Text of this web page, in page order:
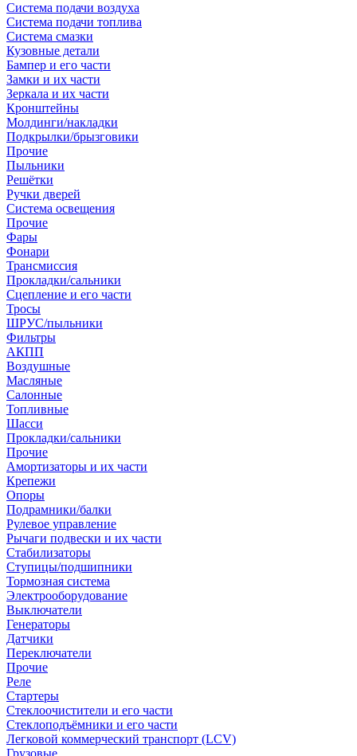
Система подачи воздуха
Система подачи топлива
Система смазки
Кузовные детали
Бампер и его части
Замки и их части
Зеркала и их части
Кронштейны
Молдинги/накладки
Подкрылки/брызговики
Прочие
Пыльники
Решётки
Ручки дверей
Система освещения
Прочие
Фары
Фонари
Трансмиссия
Прокладки/сальники
Сцепление и его части
Тросы
ШРУС/пыльники
Фильтры
АКПП
Воздушные
Масляные
Салонные
Топливные
Шасси
Прокладки/сальники
Прочие
Амортизаторы и их части
Крепежи
Опоры
Подрамники/балки
Рулевое управление
Рычаги подвески и их части
Стабилизаторы
Ступицы/подшипники
Тормозная система
Электрооборудование
Выключатели
Генераторы
Датчики
Переключатели
Прочие
Реле
Стартеры
Стеклоочистители и его части
Стеклоподъёмники и его части
Легковой коммерческий транспорт (LCV)
Грузовые